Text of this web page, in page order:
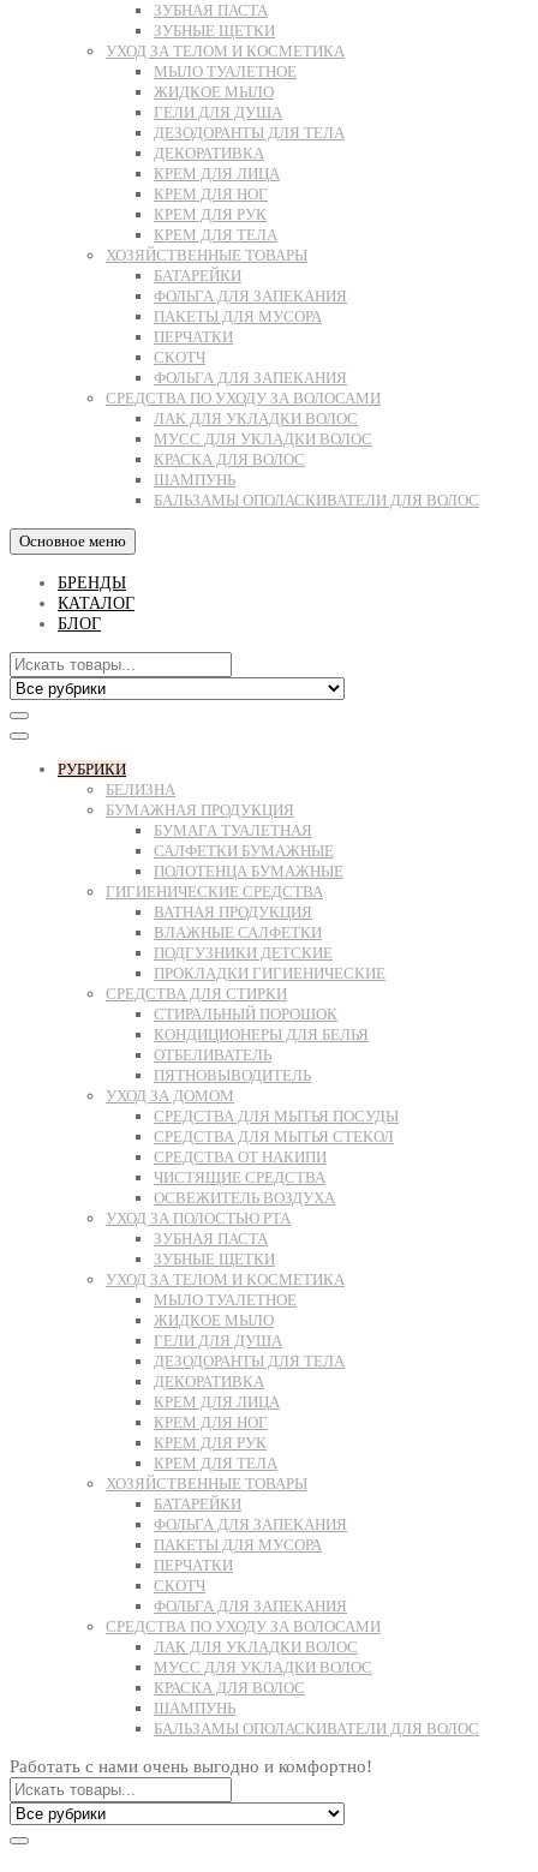
ЗУБНАЯ ПАСТА
ЗУБНЫЕ ЩЕТКИ
УХОД ЗА ТЕЛОМ И КОСМЕТИКА
МЫЛО ТУАЛЕТНОЕ
ЖИДКОЕ МЫЛО
ГЕЛИ ДЛЯ ДУША
ДЕЗОДОРАНТЫ ДЛЯ ТЕЛА
ДЕКОРАТИВКА
КРЕМ ДЛЯ ЛИЦА
КРЕМ ДЛЯ НОГ
КРЕМ ДЛЯ РУК
КРЕМ ДЛЯ ТЕЛА
ХОЗЯЙСТВЕННЫЕ ТОВАРЫ
БАТАРЕЙКИ
ФОЛЬГА ДЛЯ ЗАПЕКАНИЯ
ПАКЕТЫ ДЛЯ МУСОРА
ПЕРЧАТКИ
СКОТЧ
ФОЛЬГА ДЛЯ ЗАПЕКАНИЯ
СРЕДСТВА ПО УХОДУ ЗА ВОЛОСАМИ
ЛАК ДЛЯ УКЛАДКИ ВОЛОС
МУСС ДЛЯ УКЛАДКИ ВОЛОС
КРАСКА ДЛЯ ВОЛОС
ШАМПУНЬ
БАЛЬЗАМЫ ОПОЛАСКИВАТЕЛИ ДЛЯ ВОЛОС
Основное меню
БРЕНДЫ
КАТАЛОГ
БЛОГ
РУБРИКИ
БЕЛИЗНА
БУМАЖНАЯ ПРОДУКЦИЯ
БУМАГА ТУАЛЕТНАЯ
САЛФЕТКИ БУМАЖНЫЕ
ПОЛОТЕНЦА БУМАЖНЫЕ
ГИГИЕНИЧЕСКИЕ СРЕДСТВА
ВАТНАЯ ПРОДУКЦИЯ
ВЛАЖНЫЕ САЛФЕТКИ
ПОДГУЗНИКИ ДЕТСКИЕ
ПРОКЛАДКИ ГИГИЕНИЧЕСКИЕ
СРЕДСТВА ДЛЯ СТИРКИ
СТИРАЛЬНЫЙ ПОРОШОК
КОНДИЦИОНЕРЫ ДЛЯ БЕЛЬЯ
ОТБЕЛИВАТЕЛЬ
ПЯТНОВЫВОДИТЕЛЬ
УХОД ЗА ДОМОМ
СРЕДСТВА ДЛЯ МЫТЬЯ ПОСУДЫ
СРЕДСТВА ДЛЯ МЫТЬЯ СТЕКОЛ
СРЕДСТВА ОТ НАКИПИ
ЧИСТЯЩИЕ СРЕДСТВА
ОСВЕЖИТЕЛЬ ВОЗДУХА
УХОД ЗА ПОЛОСТЬЮ РТА
ЗУБНАЯ ПАСТА
ЗУБНЫЕ ЩЕТКИ
УХОД ЗА ТЕЛОМ И КОСМЕТИКА
МЫЛО ТУАЛЕТНОЕ
ЖИДКОЕ МЫЛО
ГЕЛИ ДЛЯ ДУША
ДЕЗОДОРАНТЫ ДЛЯ ТЕЛА
ДЕКОРАТИВКА
КРЕМ ДЛЯ ЛИЦА
КРЕМ ДЛЯ НОГ
КРЕМ ДЛЯ РУК
КРЕМ ДЛЯ ТЕЛА
ХОЗЯЙСТВЕННЫЕ ТОВАРЫ
БАТАРЕЙКИ
ФОЛЬГА ДЛЯ ЗАПЕКАНИЯ
ПАКЕТЫ ДЛЯ МУСОРА
ПЕРЧАТКИ
СКОТЧ
ФОЛЬГА ДЛЯ ЗАПЕКАНИЯ
СРЕДСТВА ПО УХОДУ ЗА ВОЛОСАМИ
ЛАК ДЛЯ УКЛАДКИ ВОЛОС
МУСС ДЛЯ УКЛАДКИ ВОЛОС
КРАСКА ДЛЯ ВОЛОС
ШАМПУНЬ
БАЛЬЗАМЫ ОПОЛАСКИВАТЕЛИ ДЛЯ ВОЛОС
Работать с нами очень выгодно и комфортно!